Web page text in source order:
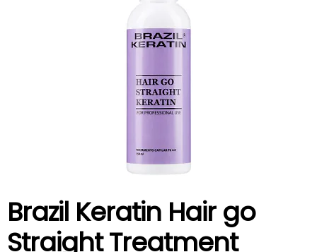
Brazil Keratin Hair go
Straight Treatment